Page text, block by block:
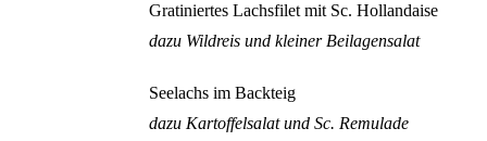
Gratiniertes Lachsfilet mit Sc. Hollandaise
dazu Wildreis und kleiner Beilagensalat
Seelachs im Backteig
dazu Kartoffelsalat und Sc. Remulade